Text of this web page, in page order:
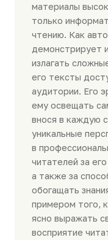
материалы
только
чтению. Как
демонстрирует
излагать
его тексты
аудитории. Его
ему освещать
внося в каждую
уникальные
в
читателей за
а также за
обогащать
примером того,
ясно выражать
восприятие